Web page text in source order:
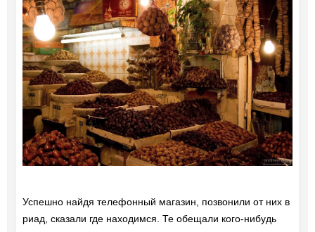
Успешно найдя телефонный магазин, позвонили от них в
риад, сказали где находимся. Те обещали кого-нибудь